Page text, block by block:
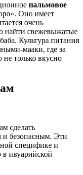
пальмовое
Оно имеет
очень
найти свежевыжатые
Культура питания
мааки, где за
только вкусно
сделать
и безопасным. Эти
специфике и
в ивуарийской